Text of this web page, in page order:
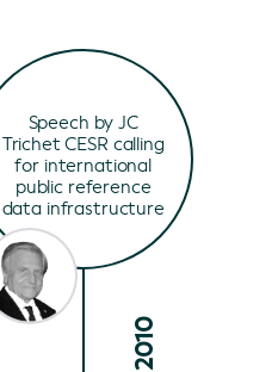
Speech by JC
Trichet CESR calling
for international
public reference
data infrastructure
2010